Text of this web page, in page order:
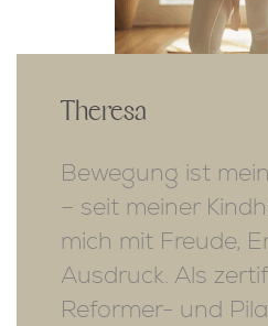
Theresa
Bewegung ist
– seit meiner
mich mit Freude,
Ausdruck. Als
Reformer- und